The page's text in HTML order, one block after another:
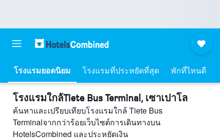
โรงแรมยอดนิยม โรงแรมที่ประหยัดที่สุด พักที่ไหนดี
โรงแรมใกล้Tiete Bus Terminal, เซาเปาโล
ค้นหาและเปรียบเทียบโรงแรมใกล้ Tiete Bus
Terminalจากกว่าร้อยเว็บไซต์การเดินทางบน
HotelsCombined และประหยัดเงิน